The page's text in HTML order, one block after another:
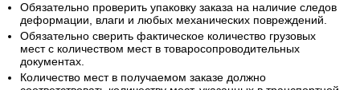
Обязательно проверить упаковку заказа на наличие следов
деформации, влаги и любых механических повреждений.
Обязательно сверить фактическое количество грузовых
мест с количеством мест в товаросопроводительных
документах.
Количество мест в получаемом заказе должно